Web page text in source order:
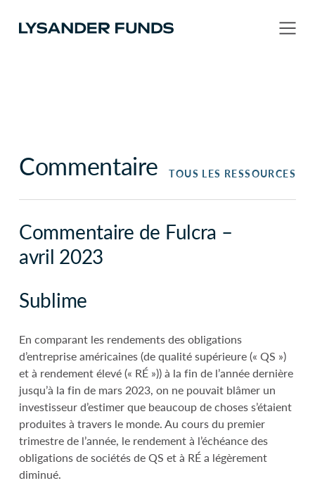
Commentaire TOUS LES RESSOURCES
Commentaire de Fulcra –
avril 2023
Sublime
En comparant les rendements des obligations
d’entreprise américaines (de qualité supérieure (« QS »)
et à rendement élevé (« RÉ »)) à la fin de l’année dernière
jusqu’à la fin de mars 2023, on ne pouvait blâmer un
investisseur d’estimer que beaucoup de choses s’étaient
produites à travers le monde. Au cours du premier
trimestre de l’année, le rendement à l’échéance des
obligations de sociétés de QS et à RÉ a légèrement
diminué.